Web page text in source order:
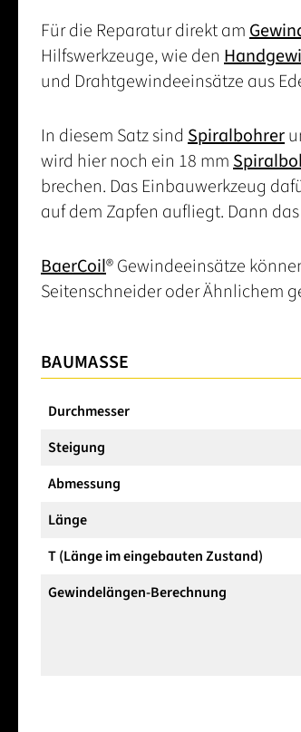
Für die Reparatur direkt am
Hilfswerkzeuge, wie den
und Drahtgewindeeinsätze aus
In diesem Satz sind Spiralbohrer
wird hier noch ein 18 mm
brechen. Das Einbauwerkzeug
auf dem Zapfen aufliegt. Dann
BaerCoil® Gewindeeinsätze
Seitenschneider oder Ähnlichem
BAUMASSE
Durchmesser
Steigung
Abmessung
Länge
T (Länge im eingebauten Zustand)
Gewindelängen-Berechnung